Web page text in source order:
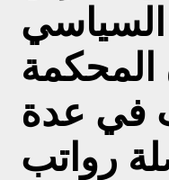
السياسي
المحكمة
في عدة
رواتب